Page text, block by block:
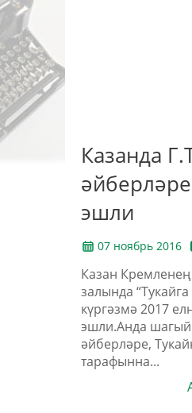
Казанда
эшли
07 ноябрь 2016
Казан
залында
күргәзмә 2017
эшли.Анда
әйберләре,
тарафынна...